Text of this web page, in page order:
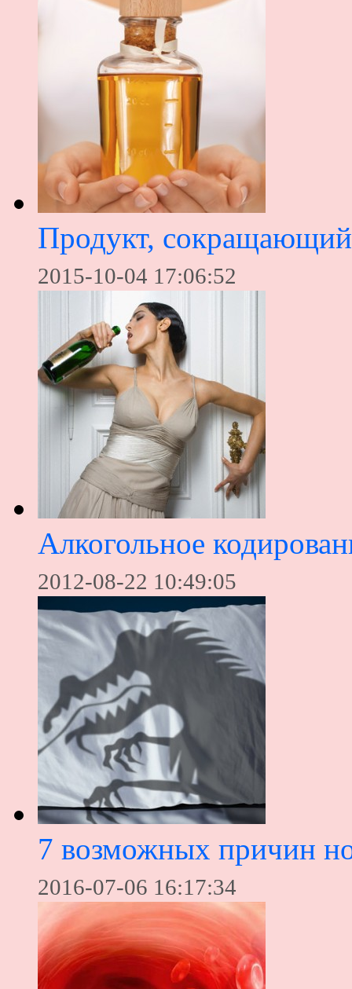
Продукт, сокращающий
2015-10-04 17:06:52
Алкогольное
2012-08-22 10:49:05
7 возможных причин
2016-07-06 16:17:34